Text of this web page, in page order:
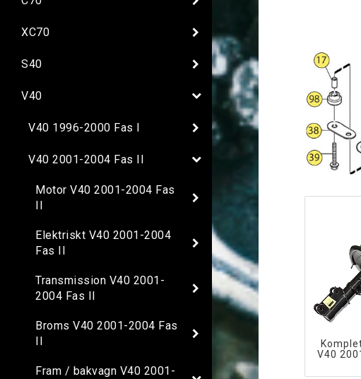
XC70
S40
V40
V40 1996-2000 Fas I
V40 2001-2004 Fas II
Motor V40 2001-2004 Fas
Elektriskt V40 2001-2004
Fas II
Transmission V40 2001-
2004 Fas II
Broms V40 2001-2004 Fas
Fram / bakvagn V40 2001-
V40